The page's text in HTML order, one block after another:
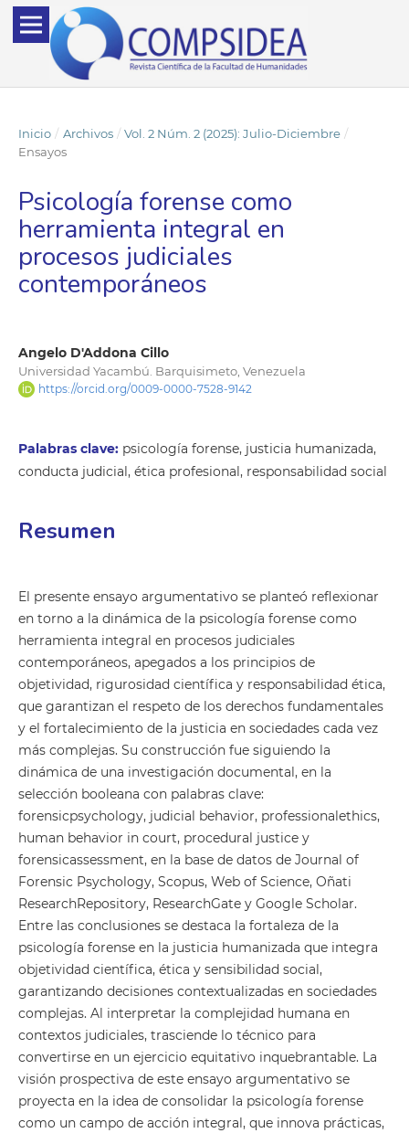
Inicio / Archivos / Vol. 2 Núm. 2 (2025): Julio-Diciembre /
Ensayos
Psicología forense como
herramienta integral en
procesos judiciales
contemporáneos
Angelo D'Addona Cillo
Universidad Yacambú. Barquisimeto, Venezuela
https://orcid.org/0009-0000-7528-9142
Palabras clave: psicología forense, justicia humanizada,
conducta judicial, ética profesional, responsabilidad social
Resumen
El presente ensayo argumentativo se planteó reflexionar
en torno a la dinámica de la psicología forense como
herramienta integral en procesos judiciales
contemporáneos, apegados a los principios de
objetividad, rigurosidad científica y responsabilidad ética,
que garantizan el respeto de los derechos fundamentales
y el fortalecimiento de la justicia en sociedades cada vez
más complejas. Su construcción fue siguiendo la
dinámica de una investigación documental, en la
selección booleana con palabras clave:
forensicpsychology, judicial behavior, professionalethics,
human behavior in court, procedural justice y
forensicassessment, en la base de datos de Journal of
Forensic Psychology, Scopus, Web of Science, Oñati
ResearchRepository, ResearchGate y Google Scholar.
Entre las conclusiones se destaca la fortaleza de la
psicología forense en la justicia humanizada que integra
objetividad científica, ética y sensibilidad social,
garantizando decisiones contextualizadas en sociedades
complejas. Al interpretar la complejidad humana en
contextos judiciales, trasciende lo técnico para
convertirse en un ejercicio equitativo inquebrantable. La
visión prospectiva de este ensayo argumentativo se
proyecta en la idea de consolidar la psicología forense
como un campo de acción integral, que innova prácticas,